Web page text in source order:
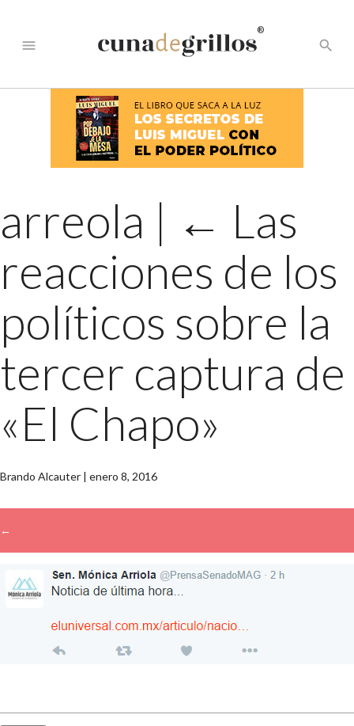
menu
®
search
arreola | ← Las
reacciones de los
políticos sobre la
tercer captura de
«El Chapo»
Brando Alcauter | enero 8, 2016
←